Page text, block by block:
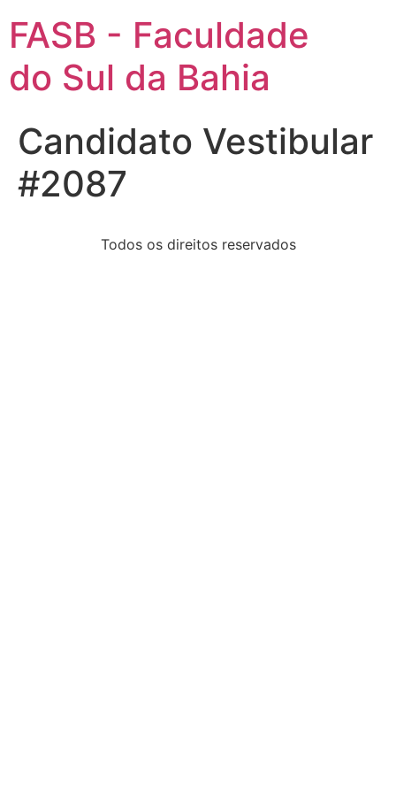
FASB - Faculdade
do Sul da Bahia
Candidato Vestibular
#2087
Todos os direitos reservados